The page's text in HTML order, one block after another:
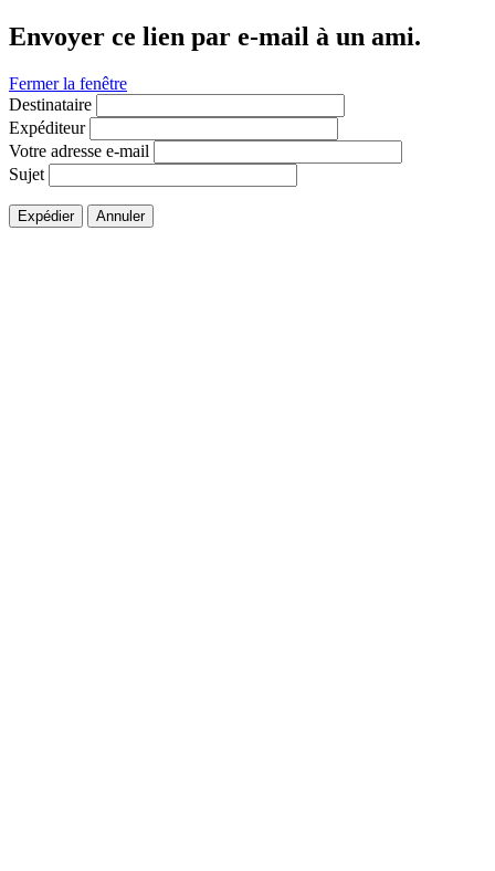
Envoyer ce lien par e-mail à un ami.
Fermer la fenêtre
Destinataire
Expéditeur
Votre adresse e-mail
Sujet
Expédier Annuler